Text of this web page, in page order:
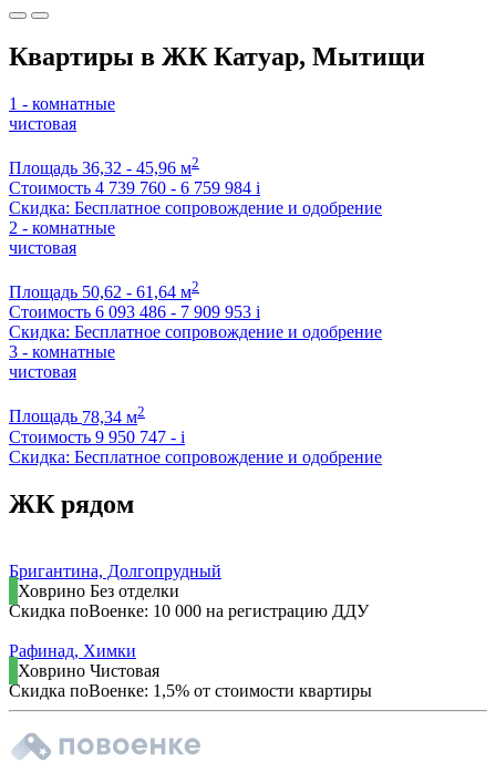
Квартиры в ЖК Катуар, Мытищи
1 - комнатные
чистовая
Площадь 36,32 - 45,96 м2
Стоимость 4 739 760 - 6 759 984 i
Скидка: Бесплатное сопровождение и одобрение
2 - комнатные
чистовая
Площадь 50,62 - 61,64 м2
Стоимость 6 093 486 - 7 909 953 i
Скидка: Бесплатное сопровождение и одобрение
3 - комнатные
чистовая
Площадь 78,34 м2
Стоимость 9 950 747 - i
Скидка: Бесплатное сопровождение и одобрение
ЖК рядом
Бригантина, Долгопрудный
Ховрино Без отделки
Скидка поВоенке: 10 000 на регистрацию ДДУ
Рафинад, Химки
Ховрино Чистовая
Скидка поВоенке: 1,5% от стоимости квартиры